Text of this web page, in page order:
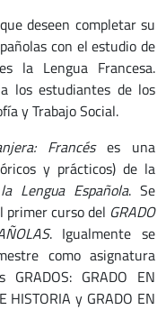
deseen completar su
con el estudio de
la Lengua Francesa.
los estudiantes de los
y Trabajo Social.
Francéses una
y prácticos) de la
Lengua Española. Se
curso del GRADO
. Igualmente se
como asignatura
GRADO EN
HISTORIA y GRADO EN